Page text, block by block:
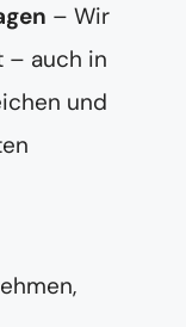
– Wir
– auch in
und